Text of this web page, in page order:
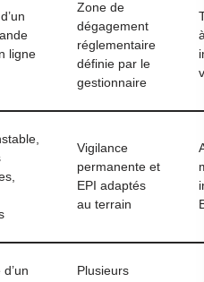
ligne
Zone de
dégagement
réglementaire
définie par le
gestionnaire
Vigilance
permanente et
EPI adaptés
au terrain
Plusieurs